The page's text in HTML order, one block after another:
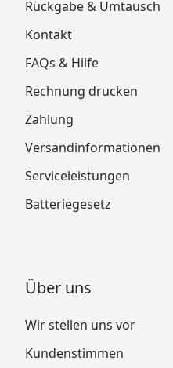
Rückgabe & Umtausch
Kontakt
FAQs & Hilfe
Rechnung drucken
Zahlung
Versandinformationen
Serviceleistungen
Batteriegesetz
Über uns
Wir stellen uns vor
Kundenstimmen